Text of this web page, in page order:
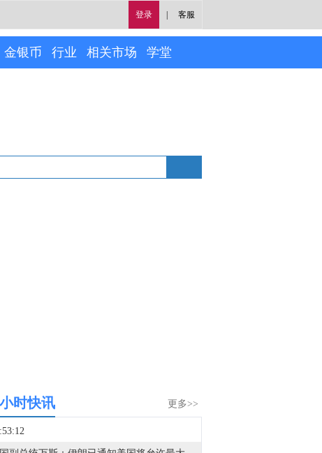
登录 客服
金银币 行业 相关市场 学堂
更多>>
时快讯